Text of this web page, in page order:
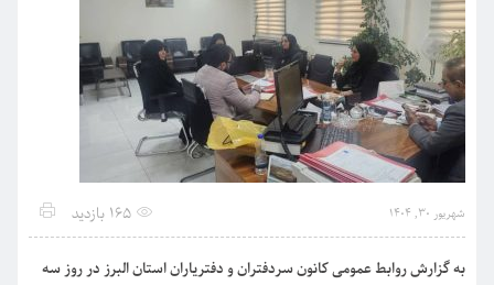
شهریور 30, 1404 165 بازدید
به گزارش روابط عمومی کانون سردفتران و دفتریاران استان البرز در روز سه